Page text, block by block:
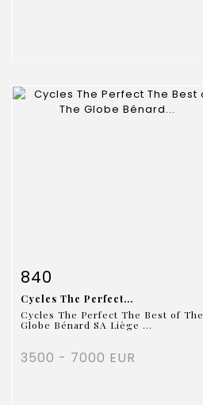
Fiche détaillée
840
Cycles The Perfect...
Cycles The Perfect The Best of The
Globe Bénard SA Liège ...
3500 - 7000 EUR